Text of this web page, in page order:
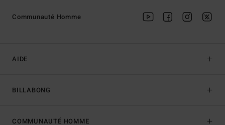
AIDE
BILLABONG
Communauté Homme
COMMUNAUTÉ HOMME